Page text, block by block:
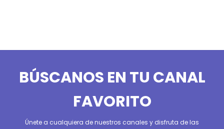
BÚSCANOS EN TU CANAL
FAVORITO
Únete a cualquiera de nuestros canales y disfruta de las